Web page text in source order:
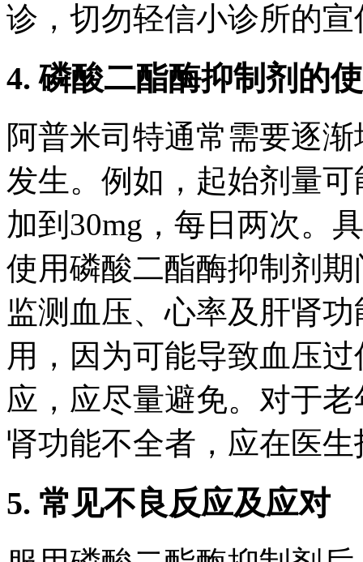
诊，切勿轻信小诊所的宣
4. 磷酸二酯酶抑制剂的
阿普米司特通常需要逐
发生。例如，起始剂量
加到30mg，每日两次。
使用磷酸二酯酶抑制剂
监测血压、心率及肝肾
用，因为可能导致血压
应，应尽量避免。对于
肾功能不全者，应在医
5. 常见不良反应及应对